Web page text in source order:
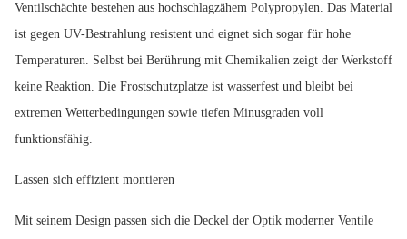
Ventilschächte bestehen aus hochschlagzähem Polypropylen. Das Material
ist gegen UV-Bestrahlung resistent und eignet sich sogar für hohe
Temperaturen. Selbst bei Berührung mit Chemikalien zeigt der Werkstoff
keine Reaktion. Die Frostschutzplatze ist wasserfest und bleibt bei
extremen Wetterbedingungen sowie tiefen Minusgraden voll
funktionsfähig.
Lassen sich effizient montieren
Mit seinem Design passen sich die Deckel der Optik moderner Ventile